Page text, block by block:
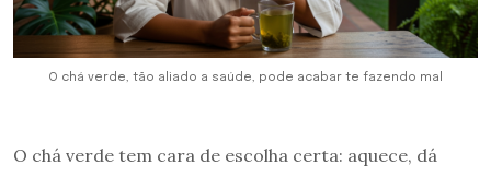
O chá verde, tão aliado a saúde, pode acabar te fazendo mal
O chá verde tem cara de escolha certa: aquece, dá